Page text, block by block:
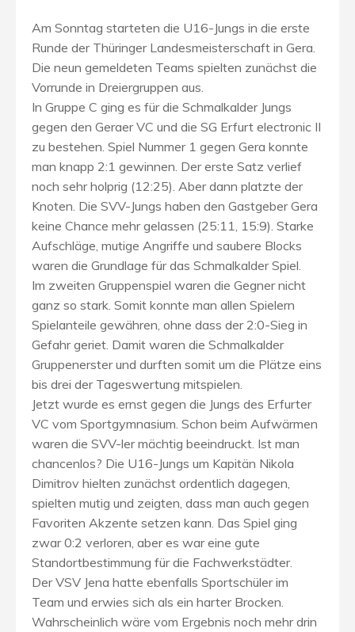
Am Sonntag starteten die U16-Jungs in die erste
Runde der Thüringer Landesmeisterschaft in Gera.
Die neun gemeldeten Teams spielten zunächst die
Vorrunde in Dreiergruppen aus.
In Gruppe C ging es für die Schmalkalder Jungs
gegen den Geraer VC und die SG Erfurt electronic II
zu bestehen. Spiel Nummer 1 gegen Gera konnte
man knapp 2:1 gewinnen. Der erste Satz verlief
noch sehr holprig (12:25). Aber dann platzte der
Knoten. Die SVV-Jungs haben den Gastgeber Gera
keine Chance mehr gelassen (25:11, 15:9). Starke
Aufschläge, mutige Angriffe und saubere Blocks
waren die Grundlage für das Schmalkalder Spiel.
Im zweiten Gruppenspiel waren die Gegner nicht
ganz so stark. Somit konnte man allen Spielern
Spielanteile gewähren, ohne dass der 2:0-Sieg in
Gefahr geriet. Damit waren die Schmalkalder
Gruppenerster und durften somit um die Plätze eins
bis drei der Tageswertung mitspielen.
Jetzt wurde es ernst gegen die Jungs des Erfurter
VC vom Sportgymnasium. Schon beim Aufwärmen
waren die SVV-ler mächtig beeindruckt. Ist man
chancenlos? Die U16-Jungs um Kapitän Nikola
Dimitrov hielten zunächst ordentlich dagegen,
spielten mutig und zeigten, dass man auch gegen
Favoriten Akzente setzen kann. Das Spiel ging
zwar 0:2 verloren, aber es war eine gute
Standortbestimmung für die Fachwerkstädter.
Der VSV Jena hatte ebenfalls Sportschüler im
Team und erwies sich als ein harter Brocken.
Wahrscheinlich wäre vom Ergebnis noch mehr drin